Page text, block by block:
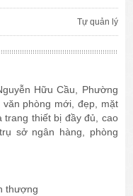
Tự quản lý
Hữu Cầu, Phường
phòng mới, đẹp, mặt
trang thiết bị đầy đủ, cao
sở ngân hàng, phòng
thượng